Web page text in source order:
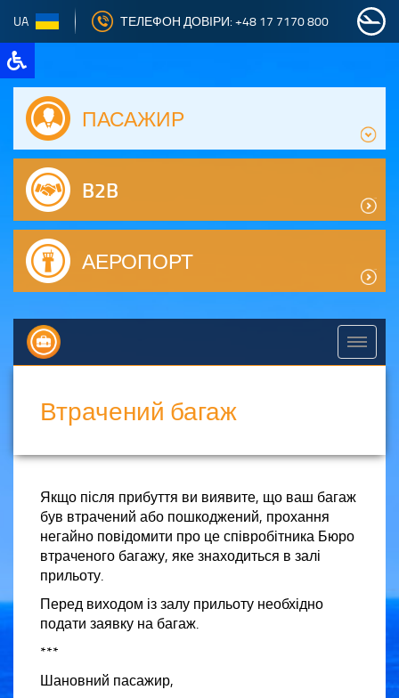
UA ТЕЛЕФОН ДОВІРИ: +48 17 7170 800
ПАСАЖИР
B2B
АЕРОПОРТ
Втрачений багаж
Якщо після прибуття ви виявите, що ваш багаж
був втрачений або пошкоджений, прохання
негайно повідомити про це співробітника Бюро
втраченого багажу, яке знаходиться в залі
прильоту.
Перед виходом із залу прильоту необхідно
подати заявку на багаж.
***
Шановний пасажир,